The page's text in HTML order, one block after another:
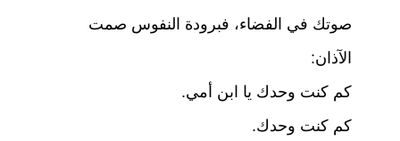
صوتك في الفضاء، فبرودة النفوس صمت
الآذان:
كم كنت وحدك يا ابن أمي.
كم كنت وحدك.